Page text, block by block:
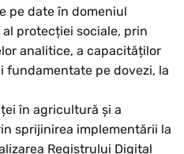
pe date în domeniul
protecției sociale, prin
analitice, a capacităților
fundamentate pe dovezi, la
în agricultură și a
sprijinirea implementării la
Registrului Digital